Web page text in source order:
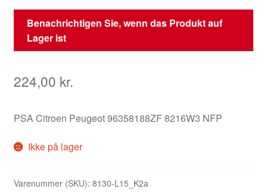
Benachrichtigen Sie, wenn das Produkt auf
Lager ist
224,00 kr.
PSA Citroen Peugeot 96358188ZF 8216W3 NFP
Ikke på lager
Varenummer (SKU): 8130-L15_K2a